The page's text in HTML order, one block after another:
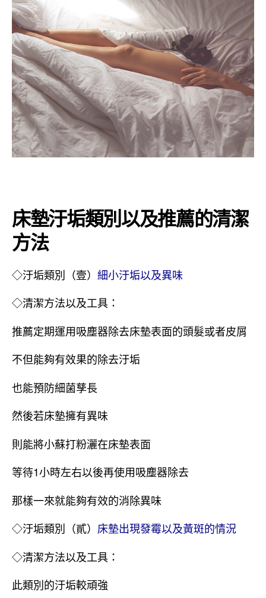
床墊汙垢類別以及推薦的清潔
方法
◇汙垢類別（壹） 細小汙垢以及異味
◇清潔方法以及工具：
推薦定期運用吸塵器除去床墊表面的頭髮或者皮屑
不但能夠有效果的除去汙垢
也能預防細菌孳長
然後若床墊擁有異味
則能將小蘇打粉灑在床墊表面
等待1小時左右以後再使用吸塵器除去
那樣一來就能夠有效的消除異味
◇汙垢類別（貳） 床墊出現發霉以及黃斑的情況
◇清潔方法以及工具：
此類別的汙垢較頑強